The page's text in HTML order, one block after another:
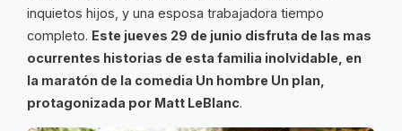
inquietos hijos, y una esposa trabajadora tiempo
completo. Este jueves 29 de junio disfruta de las mas
ocurrentes historias de esta familia inolvidable, en
la maratón de la comedia Un hombre Un plan,
protagonizada por Matt LeBlanc.